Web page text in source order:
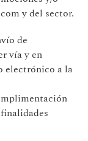
y del sector.
de
vía y en
electrónico a la